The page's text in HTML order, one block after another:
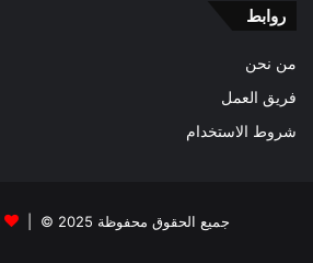
روابط
من نحن
فريق العمل
شروط الاستخدام
جميع الحقوق محفوظة 2025 © |